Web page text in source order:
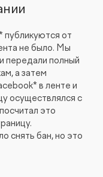
публикуются от
не было. Мы
передали полный
а затем
в ленте и
осуществлялся с
это
снять бан, но это